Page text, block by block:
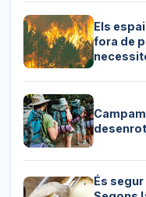
Els
fora de
És